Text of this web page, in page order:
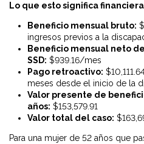
Lo que esto significa
Beneficio mensual bruto:
ingresos previos a la
Beneficio mensual neto
SSD: $939.16/mes
Pago retroactivo:
meses desde el inicio de la
Valor presente de
años: $153,579.91
Valor total del caso:
Para una mujer de 52 años que